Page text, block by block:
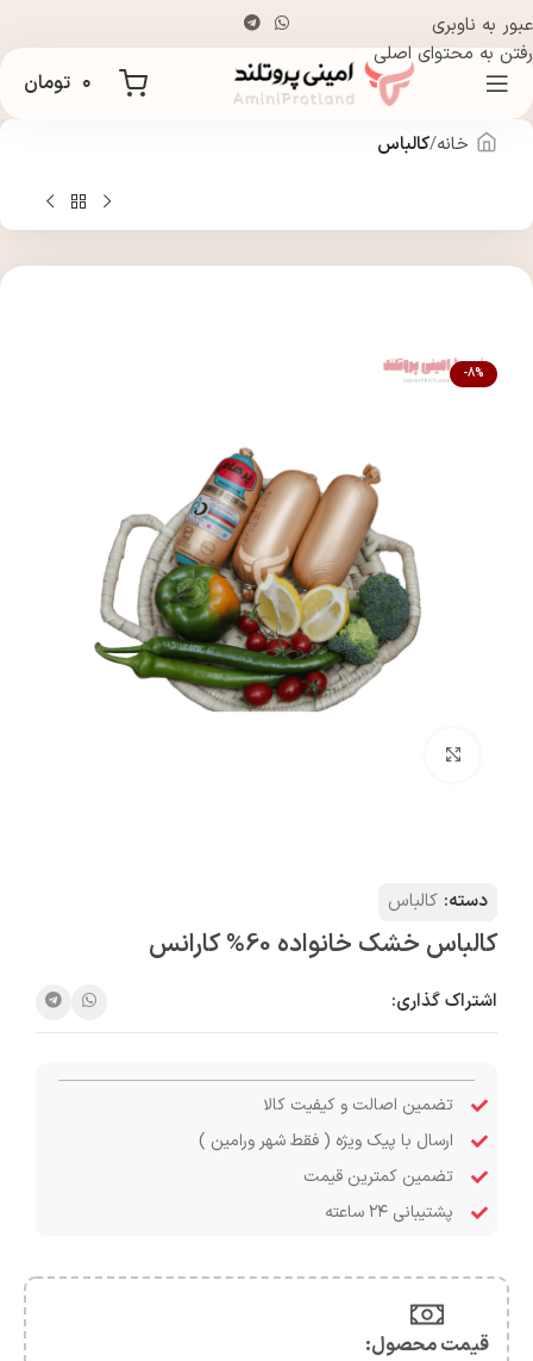
عبور به ناوبری
رفتن به محتوای اصلی
۰ تومان
خانه کالباس
-8%
دسته: کالباس
کالباس خشک خانواده 60% کارانس
اشتراک گذاری:
تضمین اصالت و کیفیت کالا
ارسال با پیک ویژه ( فقط شهر ورامین )
تضمین کمترین قیمت
پشتیبانی ۲۴ ساعته
قیمت محصول:​